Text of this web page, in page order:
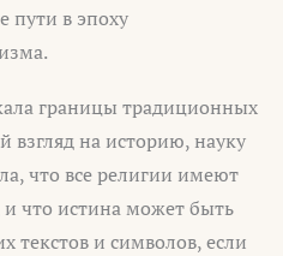
пути в эпоху
границы традиционных
взгляд на историю, науку
что все религии имеют
что истина может быть
текстов и символов, если